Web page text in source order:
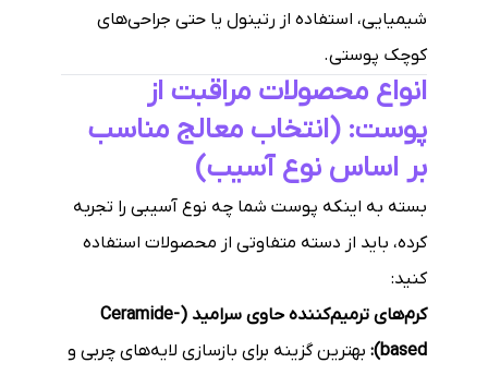
شیمیایی، استفاده از رتینول یا حتی جراحی‌های
کوچک پوستی.
انواع محصولات مراقبت از
پوست: (انتخاب معالج مناسب
بر اساس نوع آسیب)
بسته به اینکه پوست شما چه نوع آسیبی را تجربه
کرده، باید از دسته متفاوتی از محصولات استفاده
کنید:
کرم‌های ترمیم‌کننده حاوی سرامید (Ceramide-
based):
بهترین گزینه برای بازسازی لایه‌های چربی و